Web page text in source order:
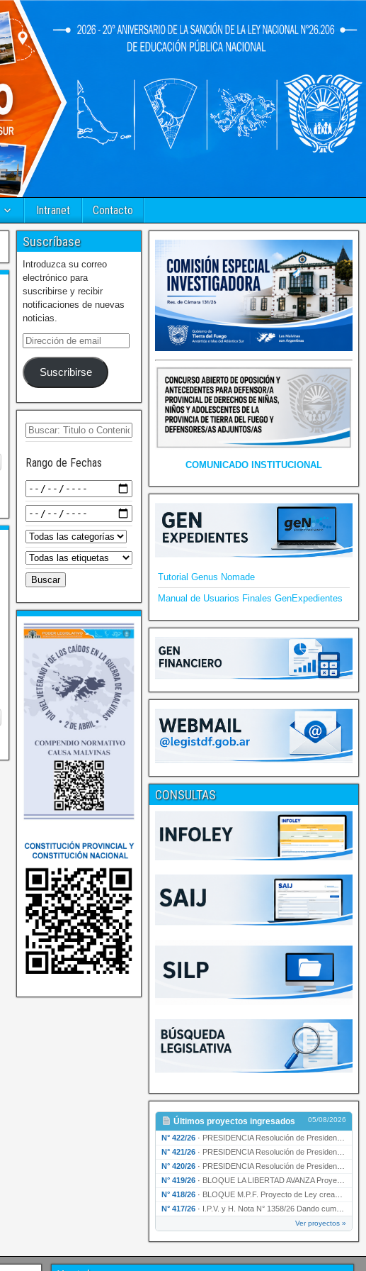
Intranet Contacto
Suscríbase
Introduzca su correo
electrónico para
suscribirse y recibir
notificaciones de nuevas
noticias.
Suscribirse
Rango de Fechas COMUNICADO INSTITUCIONAL
Tutorial Genus Nomade
Manual de Usuarios Finales GenExpedientes
CONSULTAS
Últimos proyectos ingresados 05/08/2026
N° 422/26 · PRESIDENCIA Resolución de Presidencia N° 200/26 para su ratificación.
N° 421/26 · PRESIDENCIA Resolución de Presidencia N° 199/26 para su ratificación.
N° 420/26 · PRESIDENCIA Resolución de Presidencia N° 198/26 para su ratificación.
N° 419/26 · BLOQUE LA LIBERTAD AVANZA Proyecto de Ley declarando la esencialidad del servicio educativ…
N° 418/26 · BLOQUE M.P.F. Proyecto de Ley creando el Ente Único Regulador de servicios públicos de la …
N° 417/26 · I.P.V. y H. Nota N° 1358/26 Dando cumplimiento al artículo 29 de la Ley provincial N° 1399…
Ver proyectos »